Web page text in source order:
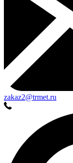
zakaz2@trmet.ru